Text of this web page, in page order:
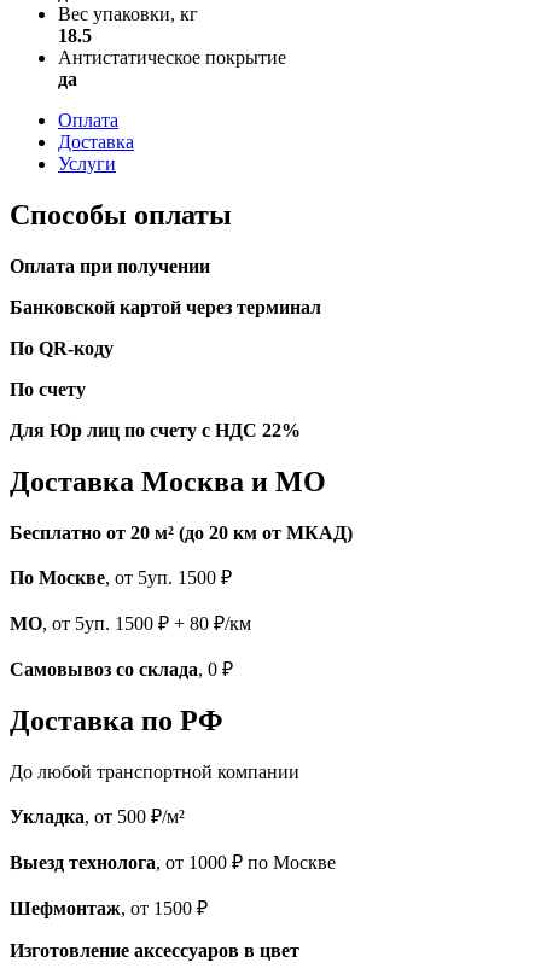
Вес упаковки, кг
18.5
Антистатическое покрытие
да
Оплата
Доставка
Услуги
Способы оплаты
Оплата при получении
Банковской картой через терминал
По QR-коду
По счету
Для Юр лиц по счету с НДС 22%
Доставка Москва и МО
Бесплатно от 20 м² (до 20 км от МКАД)
По Москве, от 5уп. 1500 ₽
МО, от 5уп. 1500 ₽ + 80 ₽/км
Самовывоз со склада, 0 ₽
Доставка по РФ
До любой транспортной компании
Укладка, от 500 ₽/м²
Выезд технолога, от 1000 ₽ по Москве
Шефмонтаж, от 1500 ₽
Изготовление аксессуаров в цвет